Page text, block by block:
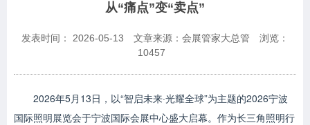
云南站 宁夏站 青海站
新疆站
四川站 内蒙古站 香港站 澳门站 台湾站
从“痛点”变“卖点”
发表时间： 2026-05-13 文章来源：会展管家大总管
浏览：
10457
2026年5月13日，以“智启未来·光耀全球”为主题的2026宁波
国际照明展览会于宁波国际会展中心盛大启幕。作为长三角照明行